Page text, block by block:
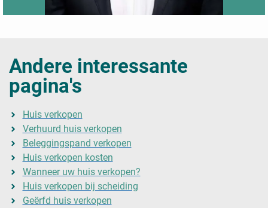
Andere interessante
pagina's
Huis verkopen
Verhuurd huis verkopen
Beleggingspand verkopen
Huis verkopen kosten
Wanneer uw huis verkopen?
Huis verkopen bij scheiding
Geërfd huis verkopen